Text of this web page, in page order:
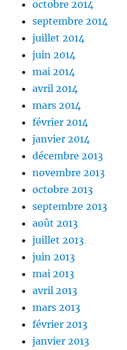
octobre 2014
septembre 2014
juillet 2014
juin 2014
mai 2014
avril 2014
mars 2014
février 2014
janvier 2014
décembre 2013
novembre 2013
octobre 2013
septembre 2013
août 2013
juillet 2013
juin 2013
mai 2013
avril 2013
mars 2013
février 2013
janvier 2013